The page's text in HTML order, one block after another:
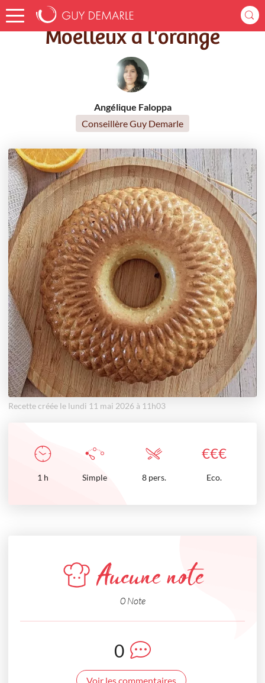
Accueil Recettes Moelleux à l'orange
Moelleux à l'orange
Angélique Faloppa
Conseillère Guy Demarle
Recette créée le lundi 11 mai 2026 à 11h03
€€€
1 h Simple 8 pers. Eco.
Aucune note
0 Note
0
Voir les commentaires